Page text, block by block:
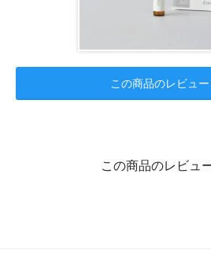
この商品のレビュ
この商品のレビュ